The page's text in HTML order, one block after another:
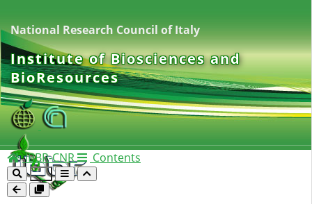
National Research Council of Italy
Institute of Biosciences and
BioResources
IBBR-CNR Contents